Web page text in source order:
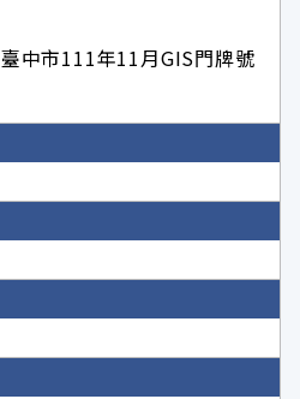
臺中市111年11月GIS門牌號